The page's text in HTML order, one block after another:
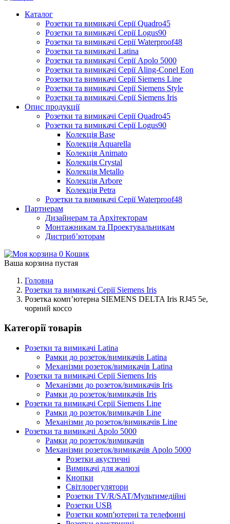
Каталог
Розетки та вимикачі Серії Quadro45
Розетки та вимикачі Серії Logus90
Розетки та вимикачі Серії Waterproof48
Розетки та вимикачі Latina
Розетки та вимикачі Серії Apolo 5000
Розетки та вимикачі Серії Aling-Conel Eon
Розетки та вимикачі Серії Siemens Line
Розетки та вимикачі Серії Siemens Style
Розетки та вимикачі Серії Siemens Iris
Опис продукції
Розетки та вимикачі Серії Quadro45
Розетки та вимикачі Серії Logus90
Колекція Base
Колекція Aquarella
Колекція Animato
Колекція Crystal
Колекція Metallo
Колекція Arbore
Колекція Petra
Розетки та вимикачі Серії Waterproof48
Партнерам
Дизайнерам та Архітекторам
Монтажникам та Проектувальникам
Дистриб’юторам
0 Кошик
Ваша корзина пустая
Головна
Розетки та вимикачі Серії Siemens Iris
Розетка комп’ютерна SIEMENS DELTA Iris RJ45 5e,
чорний коссо
Категорії товарів
Розетки та вимикачі Latina
Рамки до розеток/вимикачів Latina
Механізми розеток/вимикачів Latina
Розетки та вимикачі Серії Siemens Iris
Механізми до розеток/вимикачів Iris
Рамки до розеток/вимикачів Iris
Розетки та вимикачі Серії Siemens Line
Рамки до розеток/вимикачів Line
Механізми до розеток/вимикачів Line
Розетки та вимикачі Apolo 5000
Рамки до розеток/вимикачів
Механізми розеток/вимикачів Apolo 5000
Розетки акустичні
Вимикачі для жалюзі
Кнопки
Світлорегулятори
Розетки TV/R/SAT/Мультимедійні
Розетки USB
Розетки комп'ютерні та телефонні